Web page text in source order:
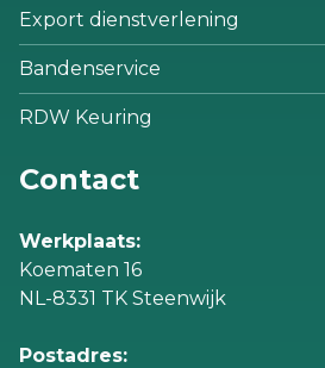
Export dienstverlening
Bandenservice
RDW Keuring
Contact
Werkplaats:
Koematen 16
NL-8331 TK Steenwijk
Postadres: